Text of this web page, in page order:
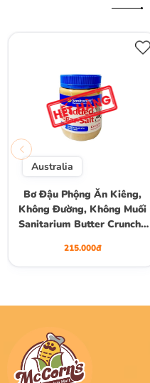
Australia
Bơ Đậu Phộng Ăn Kiêng,
Không Đường, Không Muối
Sanitarium Butter Crunchy
215.000đ